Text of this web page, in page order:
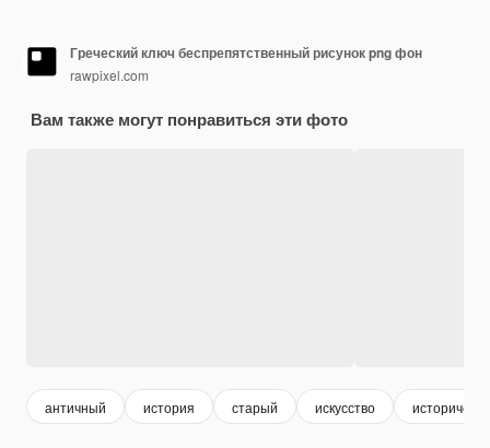
Греческий ключ беспрепятственный рисунок png фон
rawpixel.com
Вам также могут понравиться эти фото
античный история старый искусство